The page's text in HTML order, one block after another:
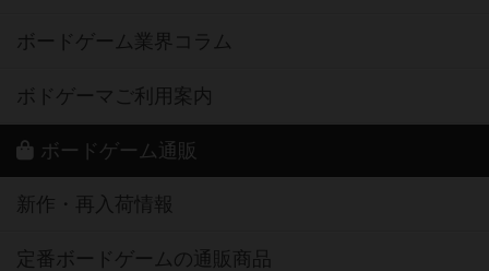
ボードゲーム業界コラム
ボドゲーマご利用案内
ボードゲーム通販
新作・再入荷情報
定番ボードゲームの通販商品